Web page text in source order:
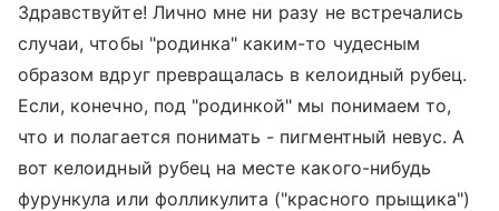
Здравствуйте! Лично мне ни разу не встречались
случаи, чтобы "родинка" каким-то чудесным
образом вдруг превращалась в келоидный рубец.
Если, конечно, под "родинкой" мы понимаем то,
что и полагается понимать - пигментный невус. А
вот келоидный рубец на месте какого-нибудь
фурункула или фолликулита ("красного прыщика")